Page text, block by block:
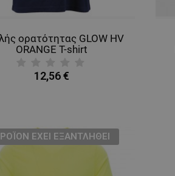
ορατότητας GLOW HV
ORANGE T-shirt
12,56 €
ΈΧΕΙ ΕΞΑΝΤΛΗΘΕΊ